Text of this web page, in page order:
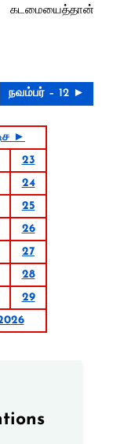
கடமையைத்தான்
நவம்பர் – 12 ►
►
23
24
25
26
27
28
29